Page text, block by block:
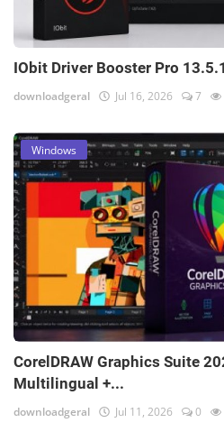
IObit Driver Booster Pro
downloadgeral Jul 16, 2026 7
Windows
CorelDRAW Graphics Suite
Multilingual +...
downloadgeral Jul 11, 2026 0